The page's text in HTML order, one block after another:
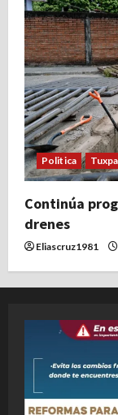
Politica
Continúa
drenes
Eliascruz1981